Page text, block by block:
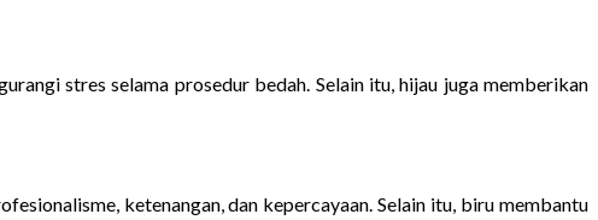
stres selama prosedur bedah. Selain itu, hijau juga memberikan
ketenangan, dan kepercayaan. Selain itu, biru membantu